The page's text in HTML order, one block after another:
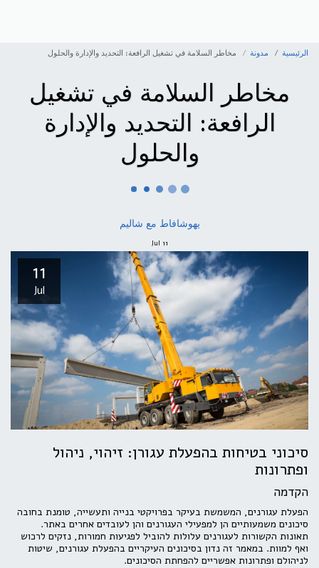
الرئيسية مدونة مخاطر السلامة في تشغيل الرافعة: التحديد والإدارة والحلول
مخاطر السلامة في تشغيل
الرافعة: التحديد والإدارة
والحلول
يهوشافاط مع شاليم
Jul
11
Jul
סיכוני בטיחות בהפעלת עגורן: זיהוי, ניהול
ופתרונות
הקדמה
הפעלת עגורנים, המשמשת בעיקר בפרויקטי בנייה ותעשייה, טומנת בחובה
סיכונים משמעותיים הן למפעילי העגורנים והן לעובדים אחרים באתר.
תאונות הקשורות לעגורנים עלולות להוביל לפגיעות חמורות, נזקים לרכוש
ואף למוות. במאמר זה נדון בסיכונים העיקריים בהפעלת עגורנים, שיטות
לניהולם ופתרונות אפשריים להפחתת הסיכונים.